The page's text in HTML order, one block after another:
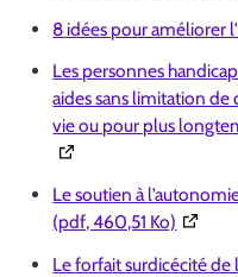
8 idées pour améliorer
Les personnes
aides sans limitation de
vie ou pour plus
Le soutien à
(pdf, 460,51 Ko)
Le forfait surdicécité